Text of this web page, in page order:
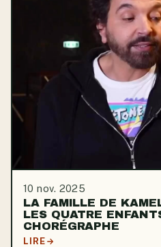
10 nov. 2025
LA FAMILLE DE
LES QUATRE
CHORÉGRAPHE
LIRE